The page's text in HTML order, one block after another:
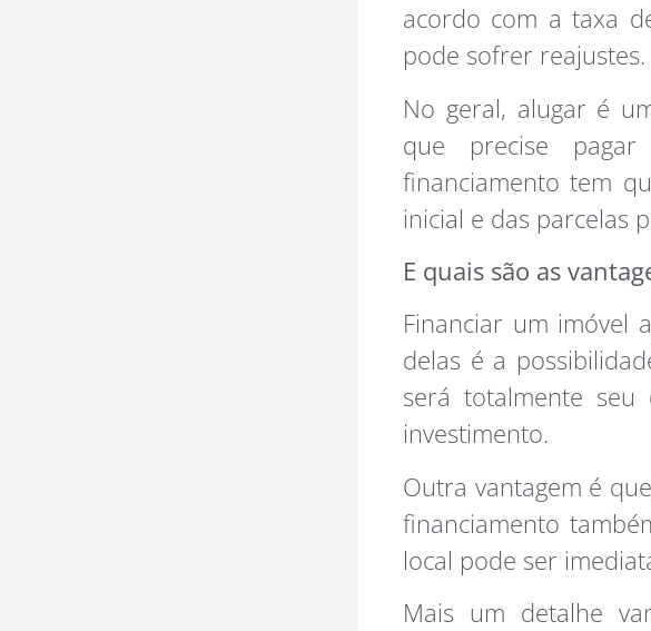
acordo com a taxa
pode sofrer reajustes.
No geral, alugar é
que precise
financiamento tem
inicial e das parcelas
E quais são as
Financiar um imóvel
delas é a
será totalmente
investimento.
Outra vantagem é
financiamento
local pode ser
Mais um detalhe